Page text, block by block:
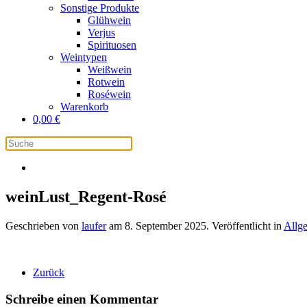
Sonstige Produkte
Glühwein
Verjus
Spirituosen
Weintypen
Weißwein
Rotwein
Roséwein
Warenkorb
0,00 €
weinLust_Regent-Rosé
Geschrieben von lauferam 8. September 2025. Veröffentlicht in
Zurück
Schreibe einen Kommentar